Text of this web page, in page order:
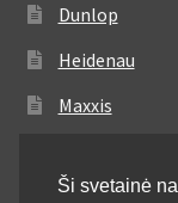
Dunlop
Heidenau
Maxxis
Michelin
Ši svetainė